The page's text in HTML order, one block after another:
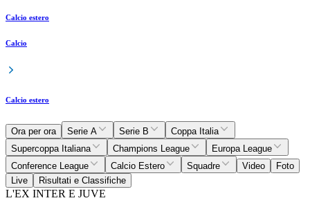
Calcio estero
Calcio
Calcio estero
Ora per ora Serie A Serie B
Coppa Italia
Supercoppa Italiana
Champions League
Europa League
Conference League
Calcio Estero Squadre Video
Foto
Live
Risultati e Classifiche
L'EX INTER E JUVE